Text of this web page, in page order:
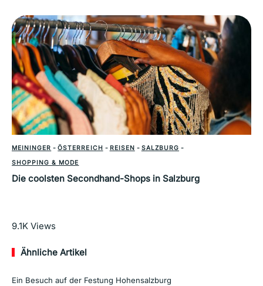
MEININGER -ÖSTERREICH - REISEN - SALZBURG -
SHOPPING & MODE
Die coolsten Secondhand-Shops in Salzburg
Mehr lesen
9.1K Views
Ähnliche Artikel
Ein Besuch auf der Festung Hohensalzburg